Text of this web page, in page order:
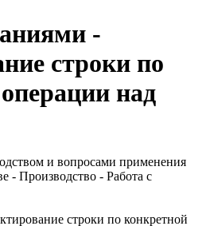
-
строки по
над
и вопросами применения
- Производство - Работа с
строки по конкретной